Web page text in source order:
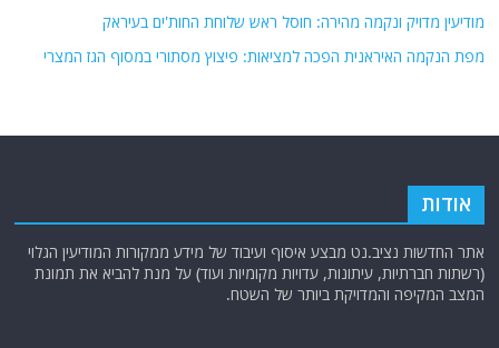
מודיעין מדויק ונקמה מהירה: חוסל ראש שלוחת החות'ים בעיראק
מפת הנקמה האיראנית הפכה למציאות: פיצוץ מסתורי במסוף הגז המצרי
אודות
אתר החדשות נציב.נט מבצע איסוף ועיבוד של מידע ממקורות המודיעין הגלוי
(רשתות חברתיות, עיתונות, עדויות מקומיות ועוד) על מנת להביא את תמונת
המצב המקיפה והמדויקת ביותר של השטח.